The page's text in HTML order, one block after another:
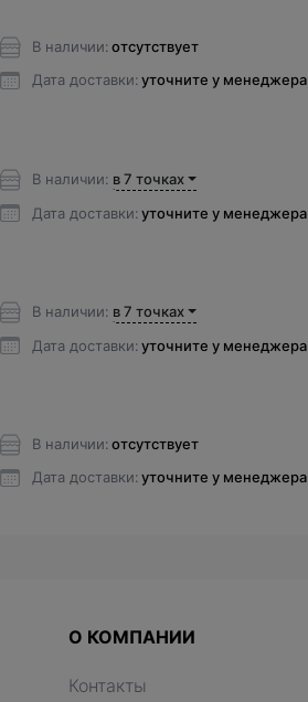
В наличии: отсутствует
Дата доставки: уточните у менеджера
В наличии: в 7 точках
Дата доставки: уточните у менеджера
В наличии: в 7 точках
Дата доставки: уточните у менеджера
В наличии: отсутствует
Дата доставки: уточните у менеджера
О КОМПАНИИ
Контакты